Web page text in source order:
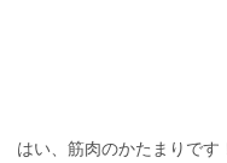
はい、筋肉のかたまりで